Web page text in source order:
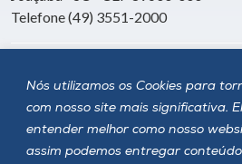
Nós utilizamos os Cookies para
com nosso site mais significativa.
entender melhor como nosso
assim podemos entregar
Telefone (49) 3551-2000
Siga a Unoesc